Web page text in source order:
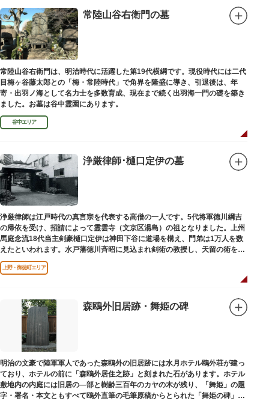
常陸山谷右衛門の墓
常陸山谷右衛門は、明治時代に活躍した第19代横綱です。現役時代には二代
目梅ヶ谷藤太郎との「梅・常陸時代」で角界を隆盛に導き、引退後は、年
寄・出羽ノ海として名力士を多数育成、現在まで続く出羽海一門の礎を築き
ました。お墓は谷中霊園にあります。
谷中エリア
浄厳律師･樋口定伊の墓
浄厳律師は江戸時代の真言宗を代表する高僧の一人です。5代将軍徳川綱吉
の帰依を受け、招請によって霊雲寺（文京区湯島）の祖となりました。上州
馬庭念流18代当主剣豪樋口定伊は神田下谷に道場を構え、門弟は1万人を数
えたといわれます。水戸藩徳川斉昭に見込まれ剣術の教授し、天留の術を創
案しました。お墓は妙極院（みょうごくいん）にあります。
上野・御徒町エリア
森鴎外旧居跡・舞姫の碑
明治の文豪で陸軍軍人であった森鴎外の旧居跡には水月ホテル鴎外荘が建っ
ており、ホテルの前に「森鴎外居住之跡」と刻まれた石があります。ホテル
敷地内の内庭には旧居の―部と樹齢三百年のカヤの木が残り、「舞姫」の題
字・署名・本文ともすべて鴎外直筆の毛筆原稿からとられた「舞姫の碑」の